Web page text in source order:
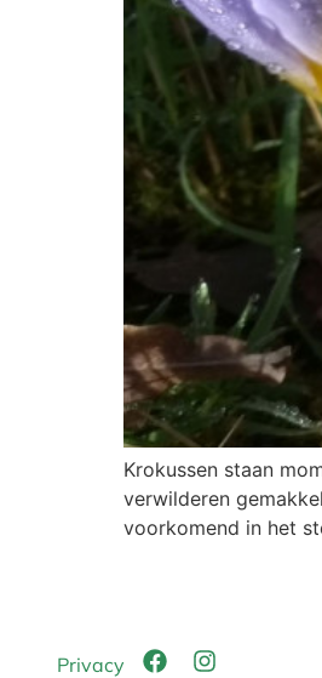
Krokussen staan
verwilderen
voorkomend in het
Privacy